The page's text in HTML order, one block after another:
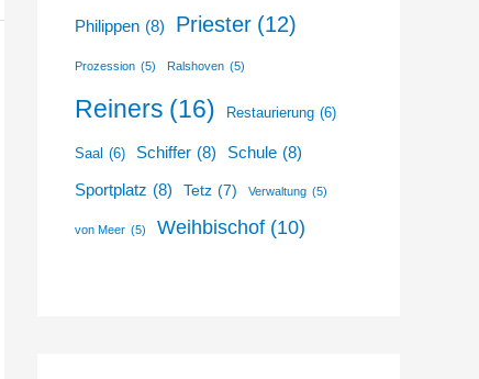
Philippen (8) Priester (12)
Prozession (5) Ralshoven (5)
Reiners (16) Restaurierung (6)
Saal (6) Schiffer (8) Schule (8)
Sportplatz (8) Tetz (7) Verwaltung (5)
von Meer (5) Weihbischof (10)